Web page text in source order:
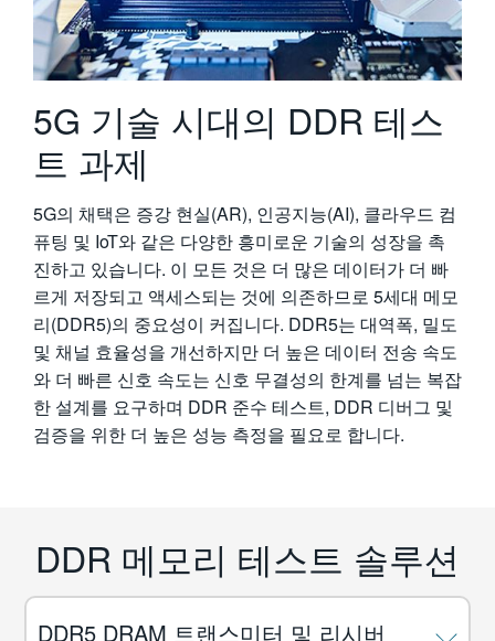
5G 기술 시대의 DDR 테스
트 과제
5G의 채택은 증강 현실(AR), 인공지능(AI), 클라우드 컴
퓨팅 및 IoT와 같은 다양한 흥미로운 기술의 성장을 촉
진하고 있습니다. 이 모든 것은 더 많은 데이터가 더 빠
르게 저장되고 액세스되는 것에 의존하므로 5세대 메모
리(DDR5)의 중요성이 커집니다. DDR5는 대역폭, 밀도
및 채널 효율성을 개선하지만 더 높은 데이터 전송 속도
와 더 빠른 신호 속도는 신호 무결성의 한계를 넘는 복잡
한 설계를 요구하며 DDR 준수 테스트, DDR 디버그 및
검증을 위한 더 높은 성능 측정을 필요로 합니다.
DDR 메모리 테스트 솔루션
DDR5 DRAM 트랜스미터 및 리시버